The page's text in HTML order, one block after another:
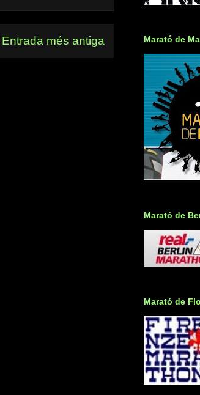
Entrada més antiga Marató de
Marató de
Marató de